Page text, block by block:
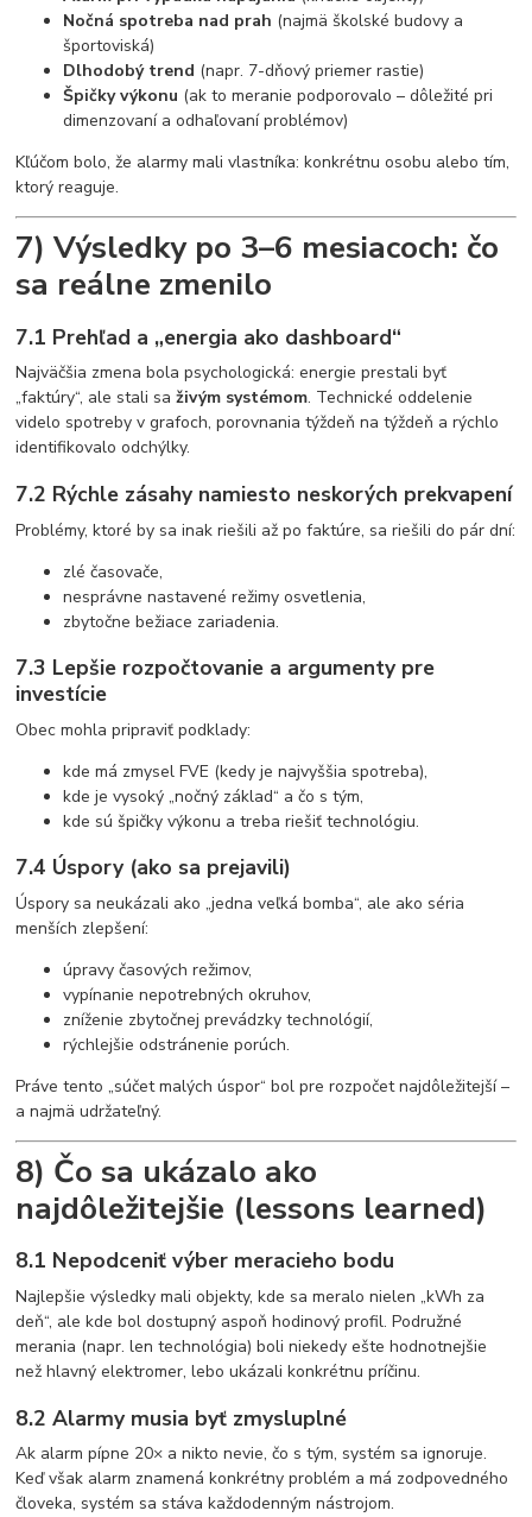
Nočná spotreba nad prah (najmä školské budovy a
športoviská)
Dlhodobý trend (napr. 7-dňový priemer rastie)
Špičky výkonu (ak to meranie podporovalo – dôležité pri
dimenzovaní a odhaľovaní problémov)
Kľúčom bolo, že alarmy mali vlastníka: konkrétnu osobu alebo tím,
ktorý reaguje.
7) Výsledky po 3–6 mesiacoch: čo
sa reálne zmenilo
7.1 Prehľad a „energia ako dashboard“
Najväčšia zmena bola psychologická: energie prestali byť
„faktúry“, ale stali saživým systémom. Technické oddelenie
videlo spotreby v grafoch, porovnania týždeň na týždeň a rýchlo
identifikovalo odchýlky.
7.2 Rýchle zásahy namiesto neskorých prekvapení
Problémy, ktoré by sa inak riešili až po faktúre, sa riešili do pár dní:
zlé časovače,
nesprávne nastavené režimy osvetlenia,
zbytočne bežiace zariadenia.
7.3 Lepšie rozpočtovanie a argumenty pre
investície
Obec mohla pripraviť podklady:
kde má zmysel FVE (kedy je najvyššia spotreba),
kde je vysoký „nočný základ“ a čo s tým,
kde sú špičky výkonu a treba riešiť technológiu.
7.4 Úspory (ako sa prejavili)
Úspory sa neukázali ako „jedna veľká bomba“, ale ako séria
menších zlepšení:
úpravy časových režimov,
vypínanie nepotrebných okruhov,
zníženie zbytočnej prevádzky technológií,
rýchlejšie odstránenie porúch.
Práve tento „súčet malých úspor“ bol pre rozpočet najdôležitejší –
a najmä udržateľný.
8) Čo sa ukázalo ako
najdôležitejšie (lessons learned)
8.1 Nepodceniť výber meracieho bodu
Najlepšie výsledky mali objekty, kde sa meralo nielen „kWh za
deň“, ale kde bol dostupný aspoň hodinový profil. Podružné
merania (napr. len technológia) boli niekedy ešte hodnotnejšie
než hlavný elektromer, lebo ukázali konkrétnu príčinu.
8.2 Alarmy musia byť zmysluplné
Ak alarm pípne 20× a nikto nevie, čo s tým, systém sa ignoruje.
Keď však alarm znamená konkrétny problém a má zodpovedného
človeka, systém sa stáva každodenným nástrojom.